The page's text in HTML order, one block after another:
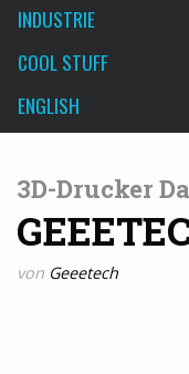
INDUSTRIE
COOL STUFF
ENGLISH
3D-Drucker
von Geeetech